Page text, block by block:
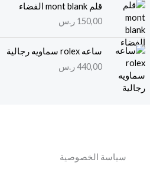
ص
و
قلم mont blank الفضاء
150,00 ر.س
ساعه rolex سماويه رجالية
440,00ر.س
سياسة الخصوصية